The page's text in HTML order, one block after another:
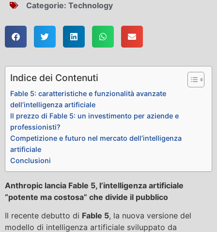
Categorie: Technology
Indice dei Contenuti
Fable 5: caratteristiche e funzionalità avanzate
dell’intelligenza artificiale
Il prezzo di Fable 5: un investimento per aziende e
professionisti?
Competizione e futuro nel mercato dell’intelligenza
artificiale
Conclusioni
Anthropic lancia Fable 5, l’intelligenza artificiale
“potente ma costosa” che divide il pubblico
Il recente debutto di Fable 5, la nuova versione del
modello di intelligenza artificiale sviluppato da